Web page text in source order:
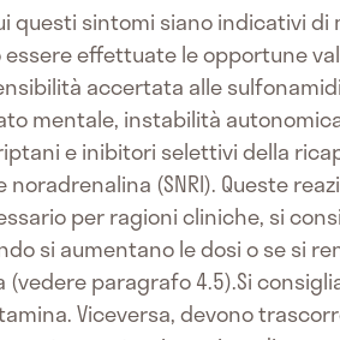
questi sintomi siano indicativi
effettuate le opportune
accertata alle
mentale, instabilità
e inibitori selettivi della
(SNRI). Queste
per ragioni cliniche, si
si aumentano le dosi o se si
paragrafo 4.5).Si
Viceversa, devono